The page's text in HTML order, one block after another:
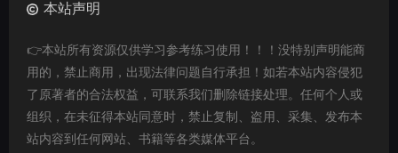
本站声明
👉本站所有资源仅供学习参考练习使用！！！没特别声明能商
用的，禁止商用，出现法律问题自行承担！如若本站内容侵犯
了原著者的合法权益，可联系我们删除链接处理。任何个人或
组织，在未征得本站同意时，禁止复制、盗用、采集、发布本
站内容到任何网站、书籍等各类媒体平台。